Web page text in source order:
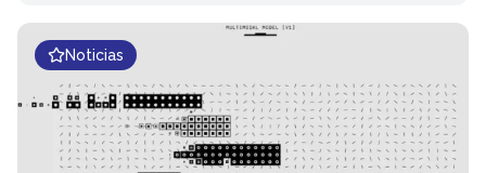
Noticias